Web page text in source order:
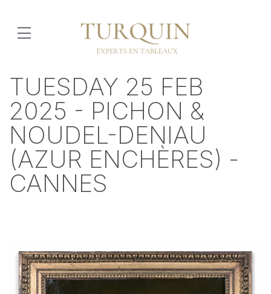
TUESDAY 25 FEB
2025 - PICHON &
NOUDEL-DENIAU
(AZUR ENCHÈRES) -
CANNES